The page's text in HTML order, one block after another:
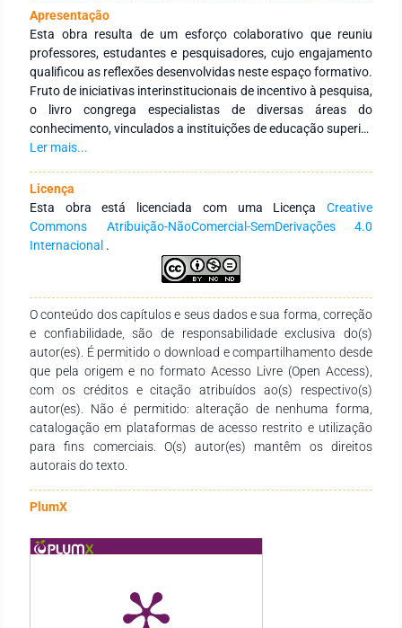
Apresentação
Esta obra resulta de um esforço colaborativo que reuniu
professores, estudantes e pesquisadores, cujo engajamento
qualificou as reflexões desenvolvidas neste espaço formativo.
Fruto de iniciativas interinstitucionais de incentivo à pesquisa,
o livro congrega especialistas de diversas áreas do
conhecimento, vinculados a instituições de educação superior
públicas e privadas, no Brasil e no exterior. O objetivo central é
pesquisa voltadas à formação continuada de profissionais da
educação, promovendo a produção e a ampla disseminação
do conhecimento. Agradecemos aos autores pela dedicação
e compromisso na construção desta obra, que se propõe a
ser um recurso didático-pedagógico relevante para
estudantes, docentes de diferentes níveis de ensino e demais
interessados na temática.
Ler mais...
Licença
Esta obra está licenciada com uma Licença Creative
Commons Atribuição-NãoComercial-SemDerivações 4.0
Internacional .
O conteúdo dos capítulos e seus dados e sua forma, correção
e confiabilidade, são de responsabilidade exclusiva do(s)
autor(es). É permitido o download e compartilhamento desde
que pela origem e no formato Acesso Livre (Open Access),
com os créditos e citação atribuídos ao(s) respectivo(s)
autor(es). Não é permitido: alteração de nenhuma forma,
catalogação em plataformas de acesso restrito e utilização
para fins comerciais. O(s) autor(es) mantêm os direitos
autorais do texto.
PlumX